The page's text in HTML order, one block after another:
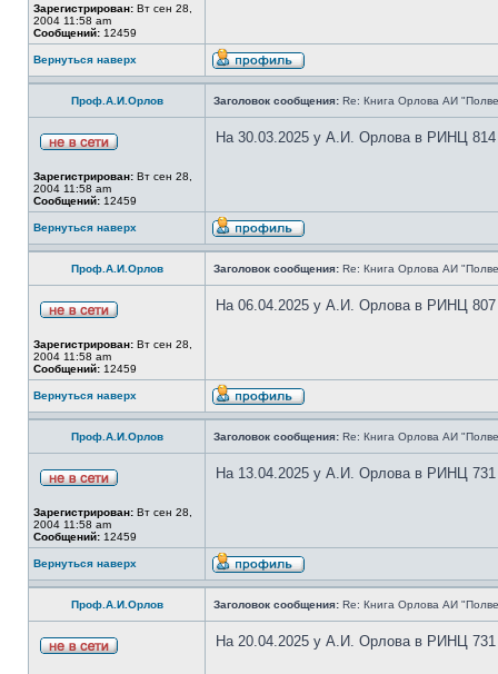
Зарегистрирован: Вт сен 28,
2004 11:58 am
Сообщений: 12459
Вернуться наверх
Проф.А.И.Орлов Заголовок сообщения: Re: Книга Орлова АИ
Зарегистрирован: Вт сен 28,
2004 11:58 am
Сообщений: 12459
На 30.03.2025 у А.И. Орлова в РИНЦ 814
Вернуться наверх
Проф.А.И.Орлов Заголовок сообщения: Re: Книга Орлова АИ
Зарегистрирован: Вт сен 28,
2004 11:58 am
Сообщений: 12459
На 06.04.2025 у А.И. Орлова в РИНЦ 807
Вернуться наверх
Проф.А.И.Орлов Заголовок сообщения: Re: Книга Орлова АИ
Зарегистрирован: Вт сен 28,
2004 11:58 am
Сообщений: 12459
На 13.04.2025 у А.И. Орлова в РИНЦ 731
Вернуться наверх
Проф.А.И.Орлов Заголовок сообщения: Re: Книга Орлова АИ
На 20.04.2025 у А.И. Орлова в РИНЦ 731